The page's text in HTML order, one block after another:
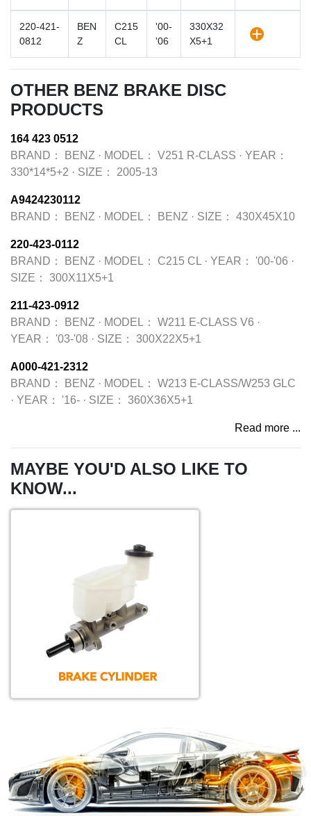
220-421-
0812
BEN
Z
C215
CL
'00-
'06
330X32
X5+1
OTHER BENZ BRAKE DISC
PRODUCTS
164 423 0512
BRAND：
BENZ · MODEL： V251 R-CLASS · YEAR：
330*14*5+2 · SIZE： 2005-13
A9424230112
BRAND：
BENZ · MODEL： BENZ · SIZE： 430X45X10
220-423-0112
BRAND：
BENZ · MODEL： C215 CL · YEAR： '00-'06 ·
SIZE：
300X11X5+1
211-423-0912
BRAND：
BENZ · MODEL： W211 E-CLASS V6 ·
YEAR：
'03-'08 · SIZE： 300X22X5+1
A000-421-2312
BRAND：
BENZ · MODEL：
W213 E-CLASS/W253 GLC
· YEAR： '16- · SIZE： 360X36X5+1
Read more ...
MAYBE YOU'D ALSO LIKE TO
KNOW...